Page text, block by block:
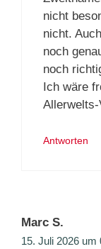
nicht
nicht.
noch
noch
Ich wäre
Allerwelts-
Antworten
Marc S.
15. Juli 2026 um